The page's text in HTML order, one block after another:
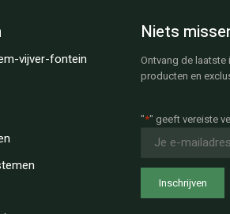
vijver-fontein
Niets
Ontvang de
producten en
"*" geeft vereiste
mailadres
*